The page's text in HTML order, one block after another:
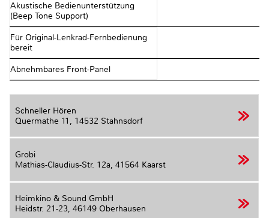
Akustische Bedienunterstützung
(Beep Tone Support)
Für Original-Lenkrad-Fernbedienung
bereit
Abnehmbares Front-Panel
Schneller Hören
Quermathe 11, 14532 Stahnsdorf
Grobi
Mathias-Claudius-Str. 12a, 41564 Kaarst
Heimkino & Sound GmbH
Heidstr. 21-23, 46149 Oberhausen